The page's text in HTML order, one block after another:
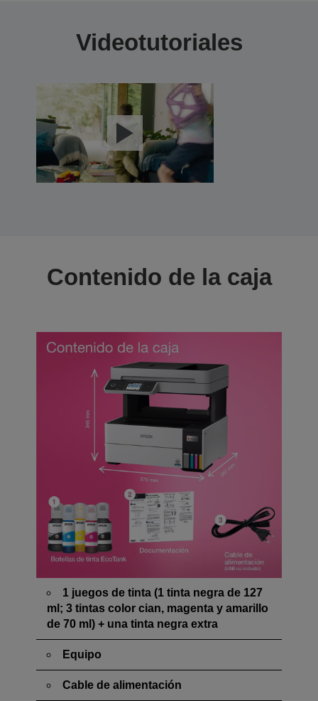
Videotutoriales
Contenido de la caja
1 juegos de tinta (1 tinta negra de 127
ml; 3 tintas color cian, magenta y amarillo
de 70 ml) + una tinta negra extra
Equipo
Cable de alimentación